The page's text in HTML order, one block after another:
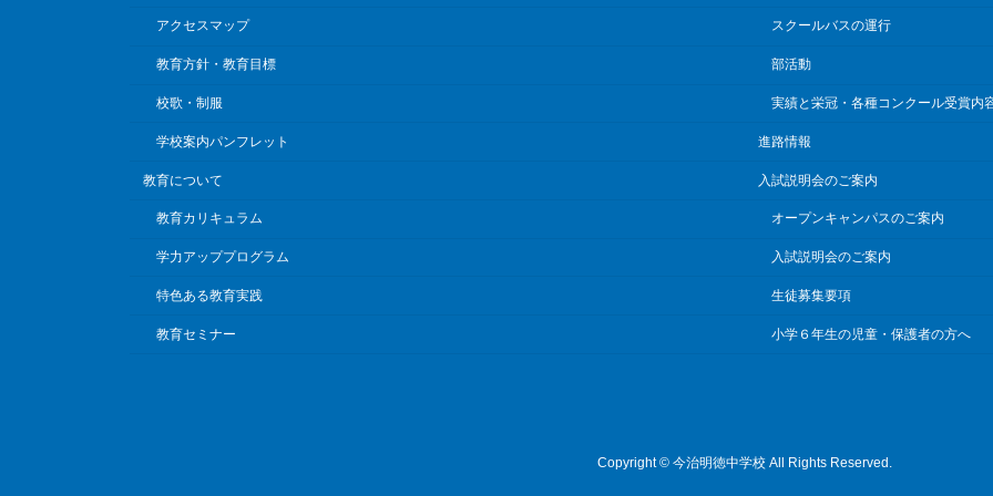
アクセスマップ
教育方針・教育目標
校歌・制服
学校案内パンフレット
教育について
教育カリキュラム
学力アッププログラム
特色ある教育実践
教育セミナー
スクールバスの運行
部活動
実績と栄冠・各種コンクール受賞内
進路情報
入試説明会のご案内
オープンキャンパスのご案内
入試説明会のご案内
生徒募集要項
小学６年生の児童・保護者の方へ
Copyright © 今治明徳中学校 All Rights Reserved.